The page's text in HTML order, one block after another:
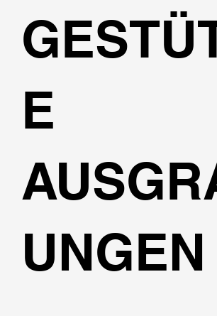
E
UNGEN